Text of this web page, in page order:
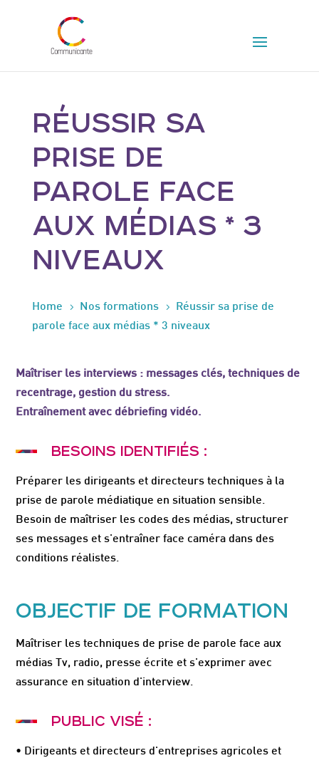
RÉUSSIR SA
PRISE DE
PAROLE FACE
AUX MÉDIAS * 3
NIVEAUX
Home 5 Nos formations 5
Réussir sa prise de
parole face aux médias * 3 niveaux
Maîtriser les interviews : messages clés, techniques de
recentrage, gestion du stress.
Entraînement avec débriefing vidéo.
BESOINS IDENTIFIÉS :
Préparer les dirigeants et directeurs techniques à la
prise de parole médiatique en situation sensible.
Besoin de maîtriser les codes des médias, structurer
ses messages et s'entraîner face caméra dans des
conditions réalistes.
OBJECTIF DE FORMATION
Maîtriser les techniques de prise de parole face aux
médias Tv, radio, presse écrite et s'exprimer avec
assurance en situation d'interview.
PUBLIC VISÉ :
• Dirigeants et directeurs d'entreprises agricoles et